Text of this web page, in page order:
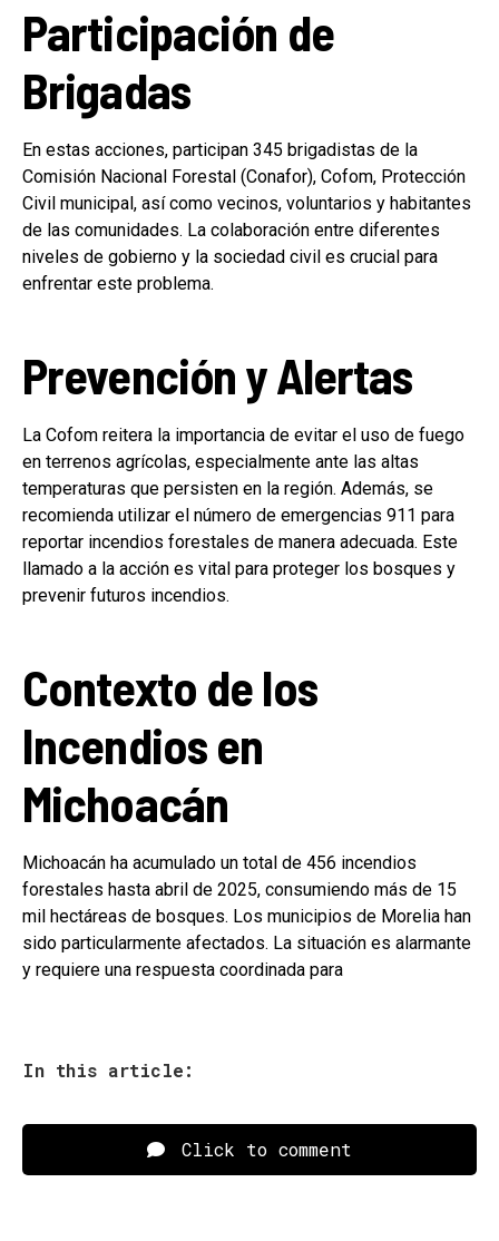
Participación de
Brigadas
En estas acciones, participan 345 brigadistas de la
Comisión Nacional Forestal (Conafor), Cofom, Protección
Civil municipal, así como vecinos, voluntarios y habitantes
de las comunidades. La colaboración entre diferentes
niveles de gobierno y la sociedad civil es crucial para
enfrentar este problema.
Prevención y Alertas
La Cofom reitera la importancia de evitar el uso de fuego
en terrenos agrícolas, especialmente ante las altas
temperaturas que persisten en la región. Además, se
recomienda utilizar el número de emergencias 911 para
reportar incendios forestales de manera adecuada. Este
llamado a la acción es vital para proteger los bosques y
prevenir futuros incendios.
Contexto de los
Incendios en
Michoacán
Michoacán ha acumulado un total de 456 incendios
forestales hasta abril de 2025, consumiendo más de 15
mil hectáreas de bosques. Los municipios de Morelia han
sido particularmente afectados. La situación es alarmante
y requiere una respuesta coordinada para
In this article:
Click to comment